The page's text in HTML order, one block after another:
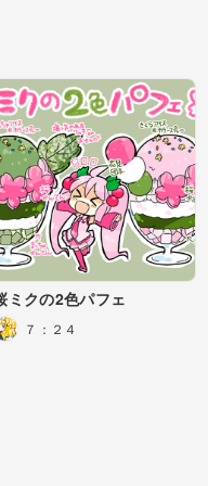
ミクの2色パフェ
７：２４